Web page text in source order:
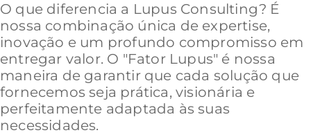
O que diferencia a Lupus Consulting? É
nossa combinação única de expertise,
inovação e um profundo compromisso em
entregar valor. O "Fator Lupus" é nossa
maneira de garantir que cada solução que
fornecemos seja prática, visionária e
perfeitamente adaptada às suas
necessidades.